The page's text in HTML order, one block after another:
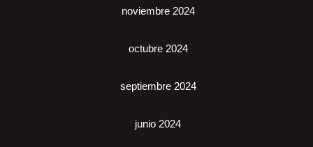
noviembre 2024
octubre 2024
septiembre 2024
junio 2024